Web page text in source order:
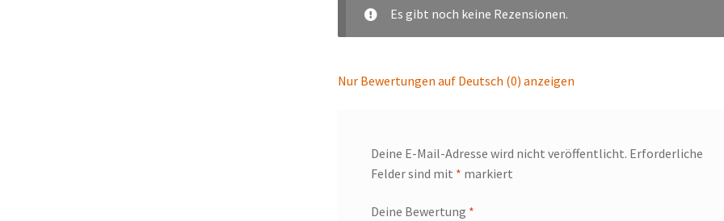
Es gibt noch keine Rezensionen.
Nur Bewertungen auf Deutsch (0) anzeigen
Deine E-Mail-Adresse wird nicht veröffentlicht. Erforderliche
Felder sind mit * markiert
Deine Bewertung *